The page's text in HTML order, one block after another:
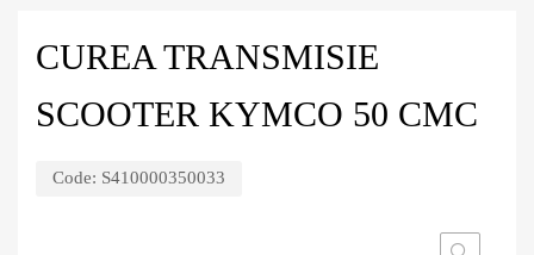
CUREA TRANSMISIE
SCOOTER KYMCO 50 CMC
Code: S410000350033